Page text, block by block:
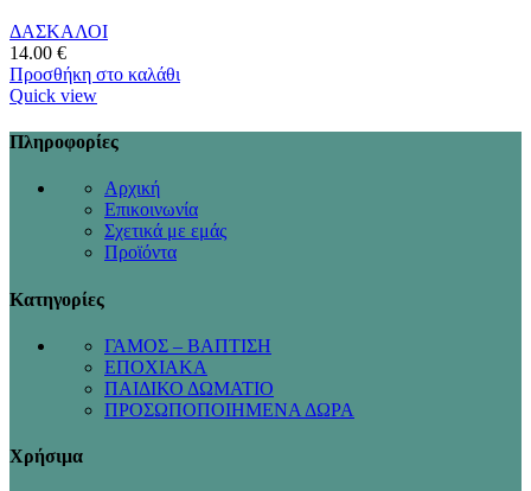
ΔΑΣΚΑΛΟΙ
14.00 €
Προσθήκη στο καλάθι
Quick view
Πληροφορίες
Αρχική
Επικοινωνία
Σχετικά με εμάς
Προϊόντα
Κατηγορίες
ΓΑΜΟΣ – ΒΑΠΤΙΣΗ
ΕΠΟΧΙΑΚΑ
ΠΑΙΔΙΚΟ ΔΩΜΑΤΙΟ
ΠΡΟΣΩΠΟΠΟΙΗΜΕΝΑ ΔΩΡΑ
Χρήσιμα